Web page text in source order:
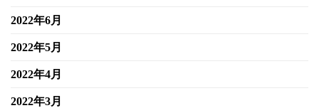
2022年6月
2022年5月
2022年4月
2022年3月